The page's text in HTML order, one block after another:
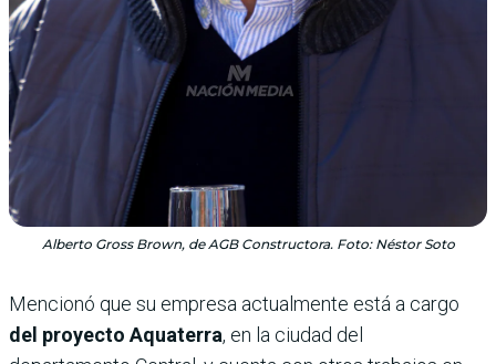
Alberto Gross Brown, de AGB Constructora. Foto: Néstor Soto
Mencionó que su empresa actualmente está a cargo
del proyecto Aquaterra, en la ciudad del